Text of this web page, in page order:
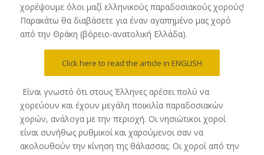
χορέψουμε όλοι μαζί ελληνικούς παραδοσιακούς χορούς!
Παρακάτω θα διαβάσετε για έναν αγαπημένο μας χορό
από την Θράκη (βόρειο-ανατολική Ελλάδα).
Click here to read the article in ENGLISH
Είναι γνωστό ότι στους Έλληνες αρέσει πολύ να
χορεύουν και έχουν μεγάλη ποικιλία παραδοσιακών
χορών, ανάλογα με την περιοχή. Οι νησιώτικοι χοροί
είναι συνήθως ρυθμικοί και χαρούμενοι σαν να
ακολουθούν την κίνηση της θάλασσας. Οι χοροί από την